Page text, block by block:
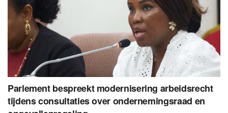
Parlement bespreekt modernisering arbeidsrecht
tijdens consultaties over ondernemingsraad en